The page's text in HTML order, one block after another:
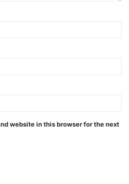
website in this browser for the next